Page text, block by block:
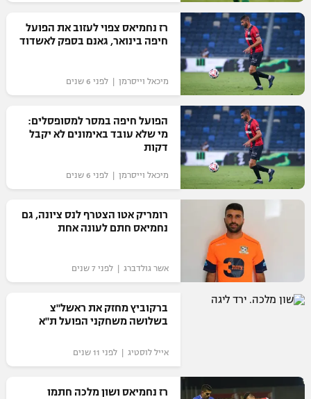
רשיון להקרנה פומבית לבית עסק
הצטרפות לחבילת הערוצים
לוח דרושים – ג'ובנט
תגיות
המגזין
רז נחמיאס צפוי לעזוב את הפועל
חיפה בינואר, גאנם בספק לאשדוד
מיכאל וייסרמן | לפני 6 שנים
הפועל חיפה במסר למסופסלים:
מי שלא עובד באימונים לא יקבל
דקות
מיכאל וייסרמן | לפני 6 שנים
רומריק אטו הצטרף לנס ציונה, גם
נחמיאס חתם לעונה אחת
אשר גולדברג | לפני 7 שנים
ברקוביץ מחזק את ראשל"צ
בשלושה משחקני הפועל ת"א
אייל לוסטיג | לפני 11 שנים
רז נחמיאס ושון מלכה חתמו